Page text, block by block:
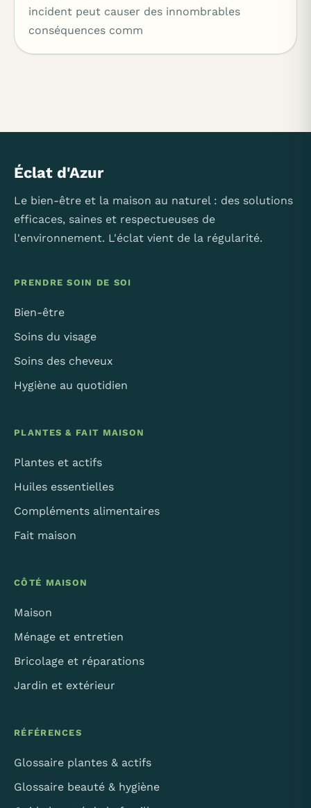
incident peut causer des innombrables
conséquences comm
Éclat d'Azur
Le bien-être et la maison au naturel : des solutions
efficaces, saines et respectueuses de
l'environnement. L'éclat vient de la régularité.
PRENDRE SOIN DE SOI
Bien-être
Soins du visage
Soins des cheveux
Hygiène au quotidien
PLANTES & FAIT MAISON
Plantes et actifs
Huiles essentielles
Compléments alimentaires
Fait maison
CÔTÉ MAISON
Maison
Ménage et entretien
Bricolage et réparations
Jardin et extérieur
RÉFÉRENCES
Glossaire plantes & actifs
Glossaire beauté & hygiène